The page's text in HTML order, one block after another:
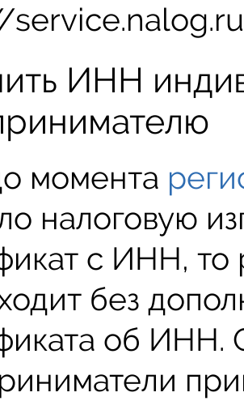
ИНН
момента
налоговую
с ИНН, то
без
об ИНН.